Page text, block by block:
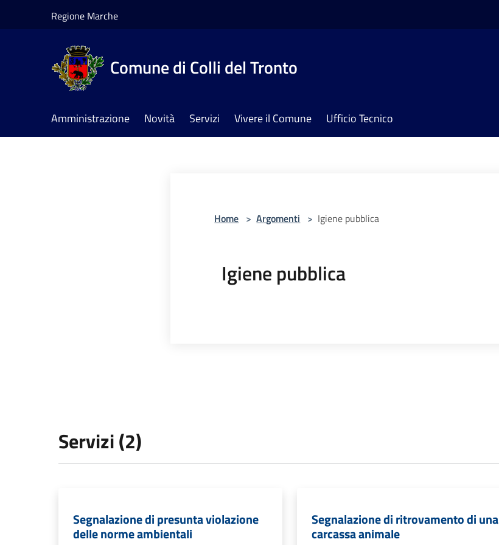
Regione Marche
Comune di Colli del Tronto
Amministrazione Novità Servizi Vivere il Comune Ufficio Tecnico
Home > Argomenti > Igiene pubblica
Igiene pubblica
Servizi (2)
Segnalazione di presunta violazione
delle norme ambientali
Segnalazione di ritrovamento di una
carcassa animale